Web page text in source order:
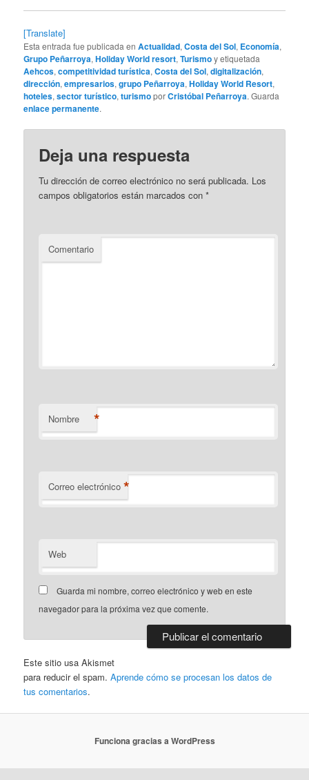
[Translate]
Esta entrada fue publicada enActualidad,Costa del Sol, Economía,
Grupo Peñarroya,Holiday World resort,Turismoy etiquetada
Aehcos,competitividad turística,Costa del Sol,digitalización,
dirección,empresarios,grupo Peñarroya,Holiday World Resort,
hoteles,sector turístico,turismoporCristóbal Peñarroya. Guarda
enlace permanente.
Deja una respuesta
Tu dirección de correo electrónico no será publicada. Los
campos obligatorios están marcados con*
Comentario
Nombre *
Correo electrónico *
Web
Guarda mi nombre, correo electrónico y web en este
navegador para la próxima vez que comente.
Este sitio usa Akismet
para reducir el spam.Aprende cómo se procesan los datos de
tus comentarios.
Funciona gracias a WordPress